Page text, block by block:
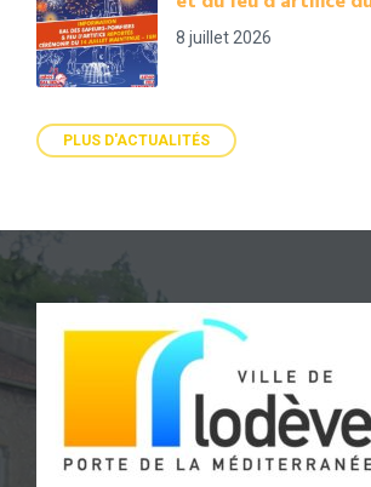
8 juillet 2026
PLUS D'ACTUALITÉS